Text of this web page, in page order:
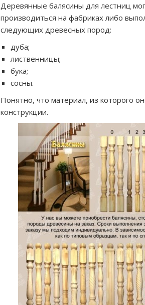
Деревянные балясины для лестниц
производиться на фабриках либо
следующих древесных пород:
дуба;
лиственницы;
бука;
сосны.
Понятно, что материал, из которого
конструкции.